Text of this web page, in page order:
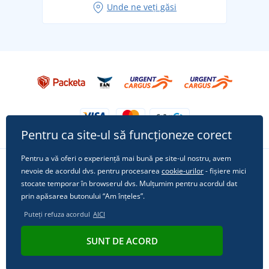
Tricoul preferat City în rol principal: ținute pentru
Unde ne veți găsi
Urmărește-ne pe rețelele sociale
© 2011 - 2026, Dual Trade s.r.o. | Din punct de vedere tehnic oferă
Pentru ca site-ul să funcționeze corect
Pentru a vă oferi o experiență mai bună pe site-ul nostru, avem
nevoie de acordul dvs. pentru procesarea cookie-urilor- fișiere mici
stocate temporar în browserul dvs. Mulțumim pentru acordul dat
prin apăsarea butonului “Am înțeles”.
Puteți refuza acordul AICI
SUNT DE ACORD